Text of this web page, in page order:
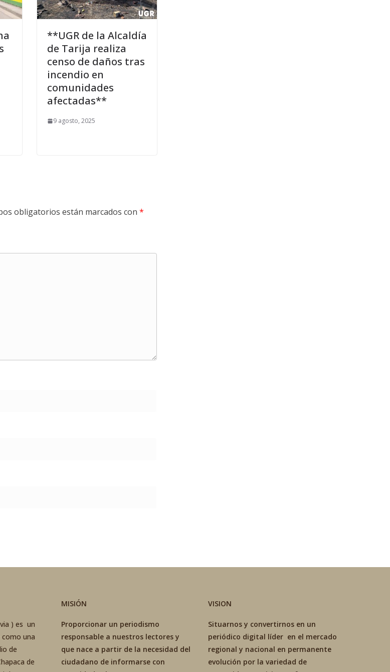
**UGR de la Alcaldía
de Tarija realiza
censo de daños tras
incendio en
comunidades
afectadas**
9 agosto, 2025
obligatorios están marcados con *
) es un
una
de
de
MISIÓN
Proporcionar un periodismo
responsable a nuestros lectores y
que nace a partir de la necesidad del
ciudadano de informarse con
VISION
Situarnos y convertirnos en un
periódico digital líder en el mercado
regional y nacional en permanente
evolución por la variedad de